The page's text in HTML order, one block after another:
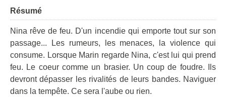
Résumé
Nina rêve de feu. D'un incendie qui emporte tout sur son
passage... Les rumeurs, les menaces, la violence qui
consume. Lorsque Marin regarde Nina, c'est lui qui prend
feu. Le coeur comme un brasier. Un coup de foudre. Ils
devront dépasser les rivalités de leurs bandes. Naviguer
dans la tempête. Ce sera l'aube ou rien.